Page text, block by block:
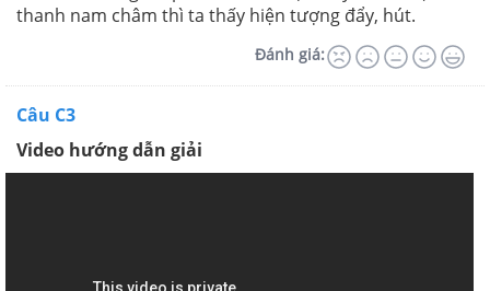
thanh nam châm thì ta thấy hiện tượng đẩy, hút.
Đánh giá:
Câu C3
Video hướng dẫn giải